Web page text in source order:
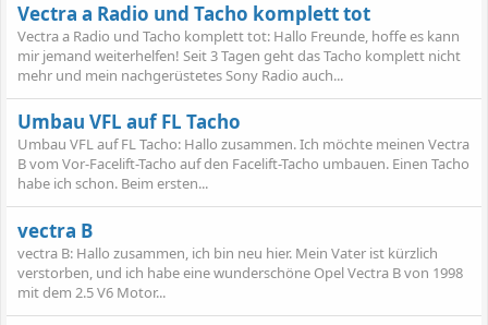
Vectra a Radio und Tacho komplett tot
Vectra a Radio und Tacho komplett tot: Hallo Freunde, hoffe es kann
mir jemand weiterhelfen! Seit 3 Tagen geht das Tacho komplett nicht
mehr und mein nachgerüstetes Sony Radio auch...
Umbau VFL auf FL Tacho
Umbau VFL auf FL Tacho: Hallo zusammen. Ich möchte meinen Vectra
B vom Vor-Facelift-Tacho auf den Facelift-Tacho umbauen. Einen Tacho
habe ich schon. Beim ersten...
vectra B
vectra B: Hallo zusammen, ich bin neu hier. Mein Vater ist kürzlich
verstorben, und ich habe eine wunderschöne Opel Vectra B von 1998
mit dem 2.5 V6 Motor...